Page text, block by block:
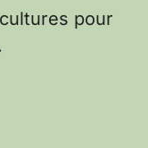
pour